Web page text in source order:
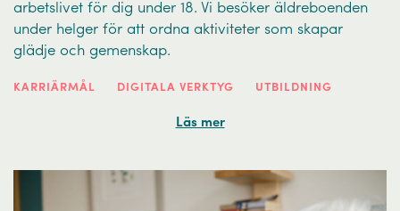
arbetslivet för dig under 18. Vi besöker äldreboenden
under helger för att ordna aktiviteter som skapar
glädje och gemenskap.
KARRIÄRMÅL DIGITALA VERKTYG UTBILDNING
Läs mer